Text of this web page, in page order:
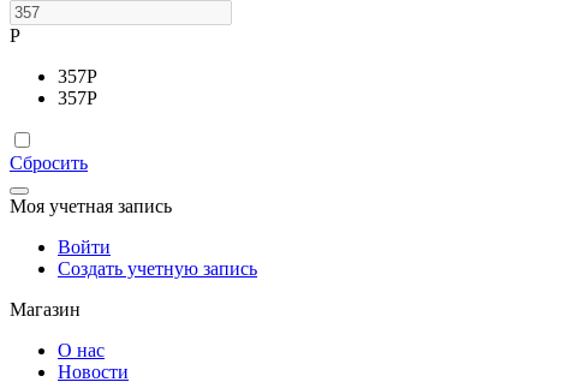
Р
357Р
357Р
Сбросить
Моя учетная запись
Войти
Создать учетную запись
Магазин
О нас
Новости